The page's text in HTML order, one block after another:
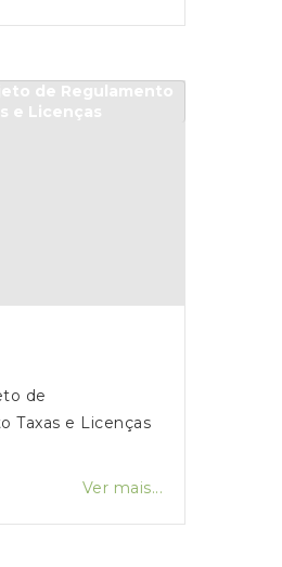
de
Taxas e Licenças
Ver mais...